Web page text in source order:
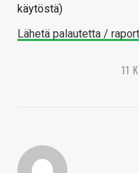
käytöstä)
Lähetä palautetta /
11